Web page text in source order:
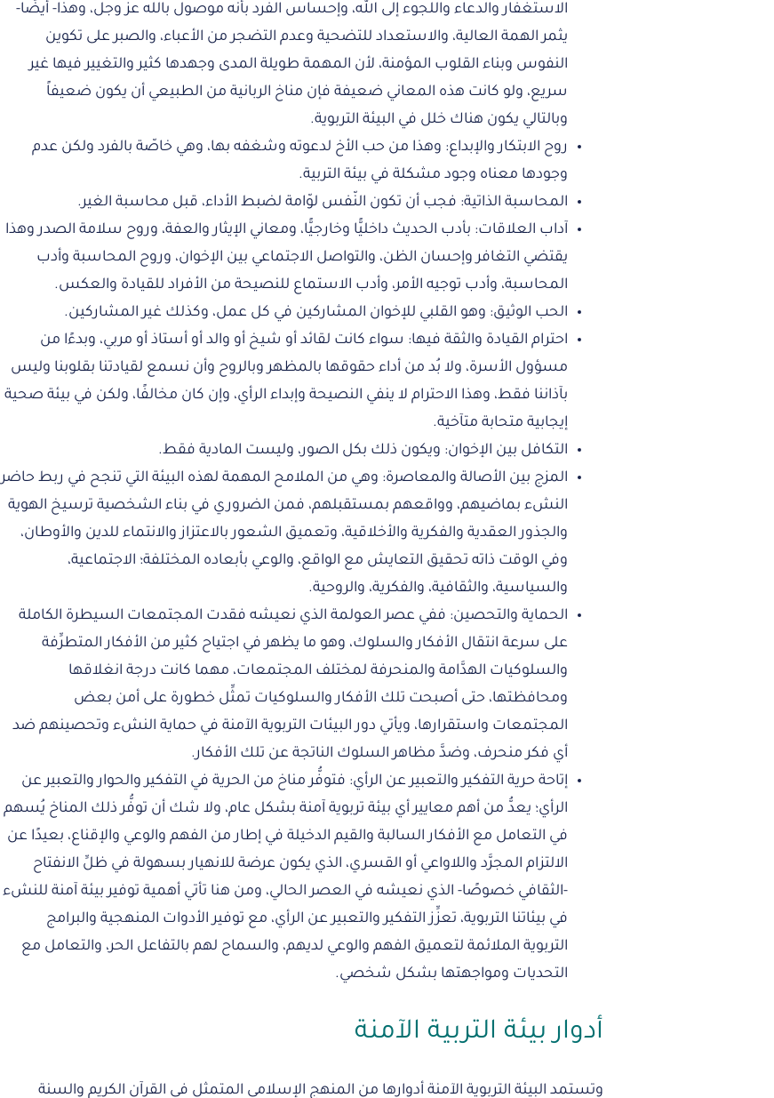
الاستغفار والدعاء واللجوء إلى الله، وإحساس الفرد بأنه موصول بالله عز وجل، وهذا- أيضًا-
يثمر الهمة العالية، والاستعداد للتضحية وعدم التضجر من الأعباء، والصبر على تكوين
النفوس وبناء القلوب المؤمنة، لأن المهمة طويلة المدى وجهدها كثير والتغيير فيها غير
سريع، ولو كانت هذه المعاني ضعيفة فإن مناخ الربانية من الطبيعي أن يكون ضعيفاً
وبالتالي يكون هناك خلل في البيئة التربوية.
روح الابتكار والإبداع: وهذا من حب الأخ لدعوته وشغفه بها، وهي خاصّة بالفرد ولكن عدم
وجودها معناه وجود مشكلة في بيئة التربية.
المحاسبة الذاتية: فجب أن تكون النّفس لوّامة لضبط الأداء، قبل محاسبة الغير.
آداب العلاقات: بأدب الحديث داخليًّا وخارجيًّا، ومعاني الإيثار والعفة، وروح سلامة الصدر وهذا
يقتضي التغافر وإحسان الظن، والتواصل الاجتماعي بين الإخوان، وروح المحاسبة وأدب
المحاسبة، وأدب توجيه الأمر، وأدب الاستماع للنصيحة من الأفراد للقيادة والعكس.
الحب الوثيق: وهو القلبي للإخوان المشاركين في كل عمل، وكذلك غير المشاركين.
احترام القيادة والثقة فيها: سواء كانت لقائد أو شيخ أو والد أو أستاذ أو مربي، وبدءًا من
مسؤول الأسرة، ولا بُد من أداء حقوقها بالمظهر وبالروح وأن نسمع لقيادتنا بقلوبنا وليس
بآذاننا فقط، وهذا الاحترام لا ينفي النصيحة وإبداء الرأي، وإن كان مخالفًا، ولكن في بيئة صحية
إيجابية متحابة متآخية.
التكافل بين الإخوان: ويكون ذلك بكل الصور، وليست المادية فقط.
المزج بين الأصالة والمعاصرة: وهي من الملامح المهمة لهذه البيئة التي تنجح في ربط حاضر
النشء بماضيهم، وواقعهم بمستقبلهم، فمن الضروري في بناء الشخصية ترسيخ الهوية
والجذور العقدية والفكرية والأخلاقية، وتعميق الشعور بالاعتزاز والانتماء للدين والأوطان،
وفي الوقت ذاته تحقيق التعايش مع الواقع، والوعي بأبعاده المختلفة؛ الاجتماعية،
والسياسية، والثقافية، والفكرية، والروحية.
الحماية والتحصين: ففي عصر العولمة الذي نعيشه فقدت المجتمعات السيطرة الكاملة
على سرعة انتقال الأفكار والسلوك، وهو ما يظهر في اجتياح كثير من الأفكار المتطرِّفة
والسلوكيات الهدَّامة والمنحرفة لمختلف المجتمعات، مهما كانت درجة انغلاقها
ومحافظتها، حتى أصبحت تلك الأفكار والسلوكيات تمثِّل خطورة على أمن بعض
المجتمعات واستقرارها، ويأتي دور البيئات التربوية الآمنة في حماية النشء وتحصينهم ضد
أي فكر منحرف، وضدَّ مظاهر السلوك الناتجة عن تلك الأفكار.
إتاحة حرية التفكير والتعبير عن الرأي: فتوفُّر مناخ من الحرية في التفكير والحوار والتعبير عن
الرأي؛ يعدُّ من أهم معايير أي بيئة تربوية آمنة بشكل عام، ولا شك أن توفُّر ذلك المناخ يُسهم
في التعامل مع الأفكار السالبة والقيم الدخيلة في إطار من الفهم والوعي والإقناع، بعيدًا عن
الالتزام المجرَّد واللاواعي أو القسري، الذي يكون عرضة للانهيار بسهولة في ظلِّ الانفتاح
-الثقافي خصوصًا- الذي نعيشه في العصر الحالي، ومن هنا تأتي أهمية توفير بيئة آمنة للنشء
في بيئاتنا التربوية، تعزِّز التفكير والتعبير عن الرأي، مع توفير الأدوات المنهجية والبرامج
التربوية الملائمة لتعميق الفهم والوعي لديهم، والسماح لهم بالتفاعل الحر، والتعامل مع
التحديات ومواجهتها بشكل شخصي.
أدوار بيئة التربية الآمنة
وتستمد البيئة التربوية الآمنة أدوارها من المنهج الإسلامي المتمثل في القرآن الكريم والسنة